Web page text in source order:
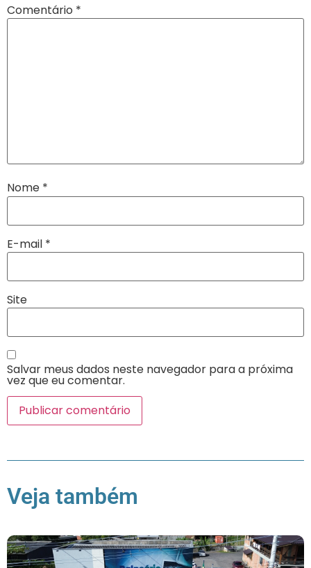
Comentário *
Nome *
E-mail *
Site
Salvar meus dados neste navegador para a próxima
vez que eu comentar.
Veja também